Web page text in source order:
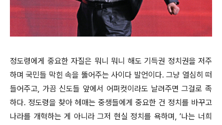
정도령에게 중요한 자질은 뭐니 뭐니 해도 기득권 정치권을 저주
하며 국민들 막힌 속을 뚫어주는 사이다 발언이다. 그냥 열심히 떠
들어주고, 가끔 신도들 앞에서 어퍼컷이라도 날려주면 그걸로 족
하다. 정도령을 찾아 헤매는 중생들에게 중요한 건 정치를 바꾸고
나라를 개혁하는 게 아니라 그저 현실 정치를 욕하며, ‘나는 너희